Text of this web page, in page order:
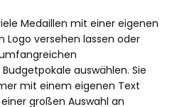
Medaillen mit einer eigenen
versehen lassen oder
auswählen. Sie
mit einem eigenen Text
großen Auswahl an